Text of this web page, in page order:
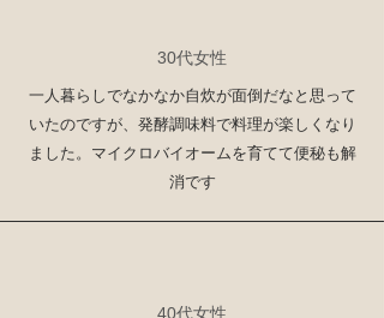
30代女性
一人暮らしでなかなか自炊が面倒だなと思って
いたのですが、発酵調味料で料理が楽しくなり
ました。マイクロバイオームを育てて便秘も解
消です
40代女性